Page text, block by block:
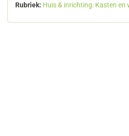
Rubriek: Huis & inrichting: Kasten en